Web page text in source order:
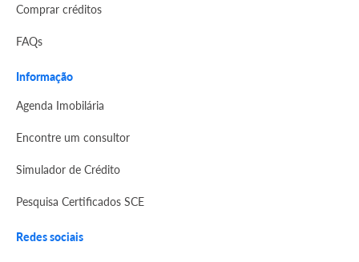
Comprar créditos
FAQs
Informação
Agenda Imobilária
Encontre um consultor
Simulador de Crédito
Pesquisa Certificados SCE
Redes sociais